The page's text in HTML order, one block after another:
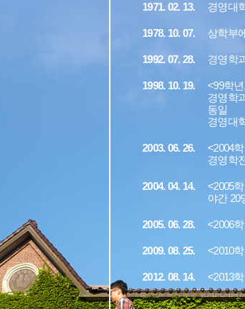
1971. 02. 13. 경영대
1978. 10. 07. 상학부
1992. 07. 28. 경영학
1998. 10. 19.
<99학
경영학
동일
경영대
2003. 06. 26.
<2004
경영학
2004. 04. 14.
<2005
야간 20
2005. 06. 28. <2006
2009. 08. 25. <2010
2012. 08. 14. <2013